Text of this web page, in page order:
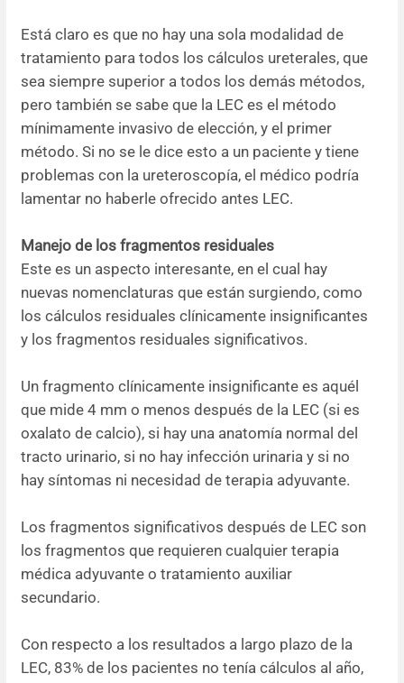
Está claro es que no hay una sola modalidad de
tratamiento para todos los cálculos ureterales, que
sea siempre superior a todos los demás métodos,
pero también se sabe que la LEC es el método
mínimamente invasivo de elección, y el primer
método. Si no se le dice esto a un paciente y tiene
problemas con la ureteroscopía, el médico podría
lamentar no haberle ofrecido antes LEC.
Manejo de los fragmentos residuales
Este es un aspecto interesante, en el cual hay
nuevas nomenclaturas que están surgiendo, como
los cálculos residuales clínicamente insignificantes
y los fragmentos residuales significativos.
Un fragmento clínicamente insignificante es aquél
que mide 4 mm o menos después de la LEC (si es
oxalato de calcio), si hay una anatomía normal del
tracto urinario, si no hay infección urinaria y si no
hay síntomas ni necesidad de terapia adyuvante.
Los fragmentos significativos después de LEC son
los fragmentos que requieren cualquier terapia
médica adyuvante o tratamiento auxiliar
secundario.
Con respecto a los resultados a largo plazo de la
LEC, 83% de los pacientes no tenía cálculos al año,